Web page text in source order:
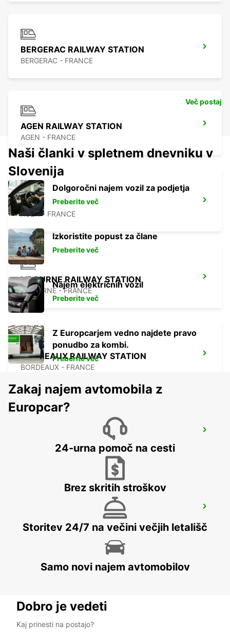
BERGERAC RAILWAY STATION
BERGERAC - FRANCE
AGEN RAILWAY STATION
AGEN - FRANCE
AGEN
AGEN - FRANCE
LIBOURNE RAILWAY STATION
LIBOURNE - FRANCE
BORDEAUX RAILWAY STATION
BORDEAUX - FRANCE
BORDEAUX AIRPORT
MERIGNAC - FRANCE
BORDEAUX LE HAILLAN
Več postaj
Naši članki v spletnem dnevniku v
Slovenija
Dolgoročni najem vozil za podjetja
Preberite več
Izkoristite popust za člane
Preberite več
Najem električnih vozil
Preberite več
Z Europcarjem vedno najdete pravo
ponudbo za kombi.
Preberite več
Zakaj najem avtomobila z
Europcar?
24-urna pomoč na cesti
Brez skritih stroškov
Storitev 24/7 na večini večjih letališč
Samo novi najem avtomobilov
Dobro je vedeti
Kaj prinesti na postajo?